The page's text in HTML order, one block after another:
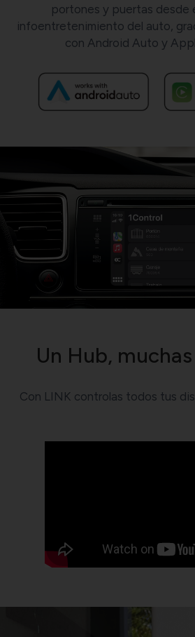
portones y puertas desde
infoentretenimiento del auto,
con Android Auto y
Un Hub,
Con LINK controlas todos tus